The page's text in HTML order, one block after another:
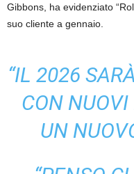
Gibbons, ha evidenziato
suo cliente a gennaio.
“IL 2026
CON NUOVI
UN